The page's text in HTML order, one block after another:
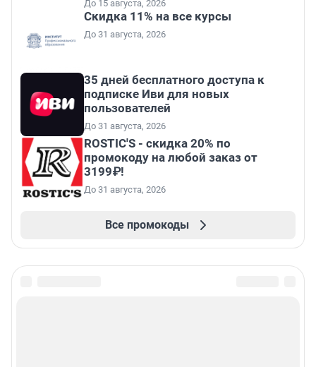
До 15 августа, 2026
Скидка 11% на все курсы
До 31 августа, 2026
35 дней бесплатного доступа к
подписке Иви для новых
пользователей
До 31 августа, 2026
ROSTIC'S - скидка 20% по
промокоду на любой заказ от
3199₽!
До 31 августа, 2026
Все промокоды